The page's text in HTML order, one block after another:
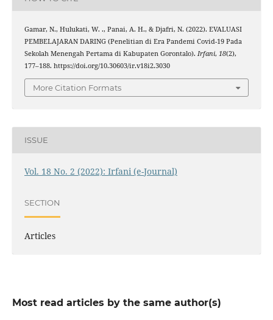
Gamar, N., Hulukati, W. ., Panai, A. H., & Djafri, N. (2022). EVALUASI
PEMBELAJARAN DARING (Penelitian di Era Pandemi Covid-19 Pada
Sekolah Menengah Pertama di Kabupaten Gorontalo). Irfani, 18(2),
177–188. https://doi.org/10.30603/ir.v18i2.3030
More Citation Formats
ISSUE
Vol. 18 No. 2 (2022): Irfani (e-Journal)
SECTION
Articles
Most read articles by the same author(s)